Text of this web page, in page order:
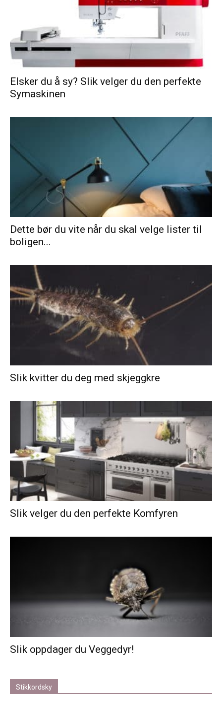
Elsker du å sy? Slik velger du den perfekte
Symaskinen
Dette bør du vite når du skal velge lister til
boligen...
Slik kvitter du deg med skjeggkre
Slik velger du den perfekte Komfyren
Slik oppdager du Veggedyr!
Stikkordsky